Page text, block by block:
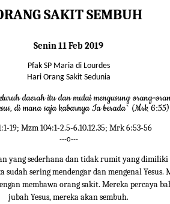
SAKIT SEMBUH
Senin 11 Feb 2019
Pfak SP Maria di Lourdes
Hari Orang Sakit Sedunia
daerah itu dan mulai mengusung orang-
di mana saja kabarnya Ia berada` (Mrk 6:55)
19; Mzm 104:1-2.5-6.10.12.35; Mrk 6:53-56
---o---
yang sederhana dan tidak rumit yang
sudah sering mendengar dan mengenal Yesus.
membawa orang sakit. Mereka percaya
jubah Yesus, mereka akan sembuh.